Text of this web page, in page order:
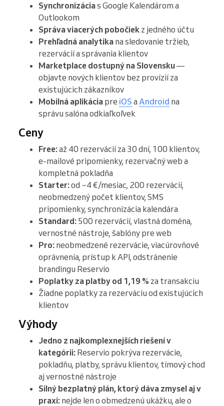
Synchronizácias Google Kalendárom a
Outlookom
Správa viacerých pobočiek z jedného účtu
Prehľadná analytika na sledovanie tržieb,
rezervácií a správania klientov
Marketplace dostupný na Slovensku—
objavte nových klientov bez provízií za
existujúcich zákazníkov
Mobilná aplikácia pre iOS a Android na
správu salóna odkiaľkoľvek
Ceny
Free:až 40 rezervácií za 30 dní, 100 klientov,
e-mailové pripomienky, rezervačný web a
kompletná pokladňa
Starter:od ~4 €/mesiac, 200 rezervácií,
neobmedzený počet klientov, SMS
pripomienky, synchronizácia kalendára
Standard: 500 rezervácií, vlastná doména,
vernostné nástroje, šablóny pre web
Pro: neobmedzené rezervácie, viacúrovňové
oprávnenia, prístup k API, odstránenie
brandingu Reservio
Poplatky za platby od 1,19 % za transakciu
Žiadne poplatky za rezerváciu od existujúcich
klientov
Výhody
Jedno z najkomplexnejších riešení v
kategórii: Reservio pokrýva rezervácie,
pokladňu, platby, správu klientov, tímový chod
aj vernostné nástroje
Silný bezplatný plán, ktorý dáva zmysel aj v
praxi: nejde len o obmedzenú ukážku, ale o